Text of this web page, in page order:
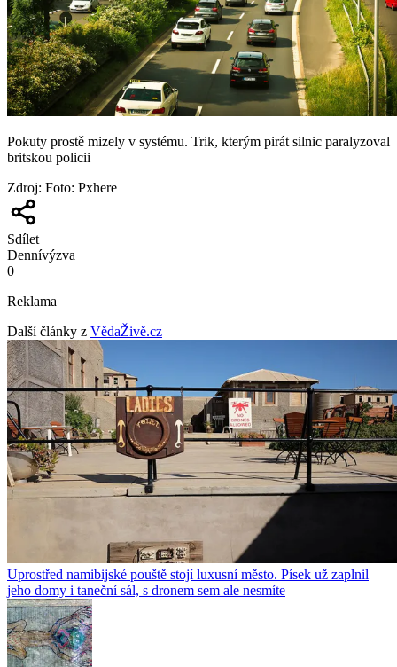
Pokuty prostě mizely v systému. Trik, kterým pirát silnic paralyzoval
britskou policii
Zdroj: Foto: Pxhere
Sdílet
Dennívýzva
0
Reklama
Další články z VědaŽivě.cz
Uprostřed namibijské pouště stojí luxusní město. Písek už zaplnil
jeho domy i taneční sál, s dronem sem ale nesmíte